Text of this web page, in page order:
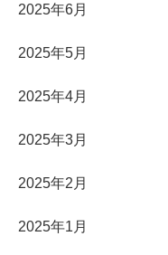
2025年6月
2025年5月
2025年4月
2025年3月
2025年2月
2025年1月